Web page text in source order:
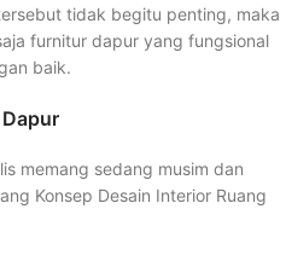
tidak begitu penting, maka
furnitur dapur yang fungsional
baik.